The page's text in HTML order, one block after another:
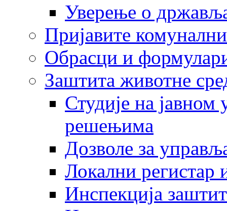
Уверење о
Пријавите
Обрасци и
Заштита животне
Студије на
решењима
Дозволе за
Локални регистар
Инспекција